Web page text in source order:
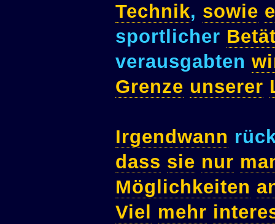
Technik, sowie
sportlicher
verausgabten
Grenze unserer
Irgendwann
dass sie nur
Möglichkeiten
Viel
mehr